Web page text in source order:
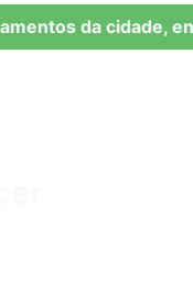
da cidade,